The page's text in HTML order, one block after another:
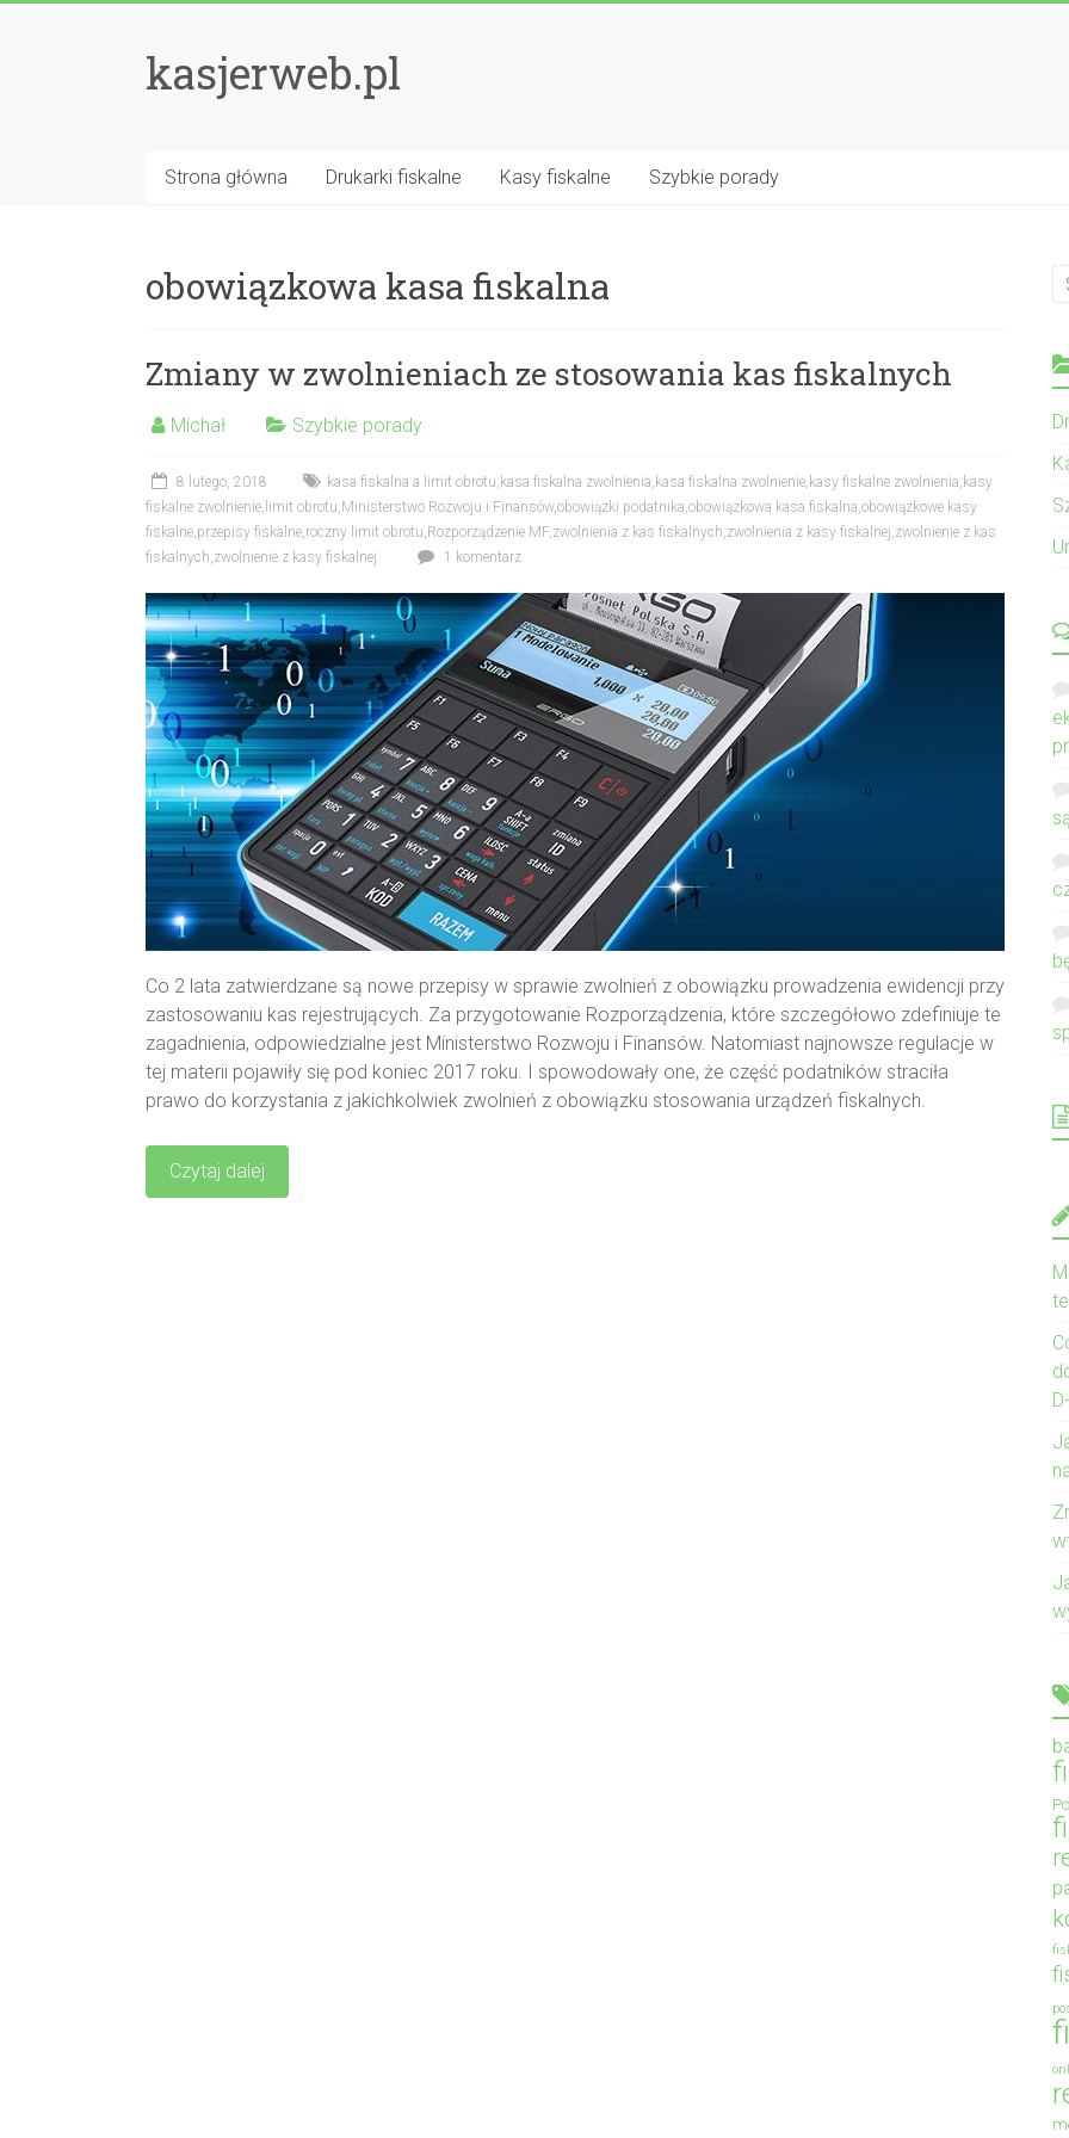
kasjerweb.pl
Strona główna Drukarki fiskalne Kasy fiskalne Szybkie porady
obowiązkowa kasa fiskalna
Zmiany w zwolnieniach ze stosowania kas fiskalnych
Michał Szybkie porady
8 lutego, 2018 kasa fiskalna a limit obrotu, kasa fiskalna zwolnienia, kasa fiskalna zwolnienie, kasy fiskalne zwolnienia, kasy
fiskalne zwolnienie, limit obrotu, Ministerstwo Rozwoju i Finansów,obowiązki podatnika,obowiązkowa kasa fiskalna,obowiązkowe kasy
fiskalne,przepisy fiskalne,roczny limit obrotu, Rozporządzenie MF,zwolnienia z kas fiskalnych,zwolnienia z kasy fiskalnej,zwolnienie z kas
fiskalnych,zwolnienie z kasy fiskalnej 1 komentarz
Co 2 lata zatwierdzane są nowe przepisy w sprawie zwolnień z obowiązku prowadzenia ewidencji przy
zastosowaniu kas rejestrujących. Za przygotowanie Rozporządzenia, które szczegółowo zdefiniuje te
zagadnienia, odpowiedzialne jest Ministerstwo Rozwoju i Finansów. Natomiast najnowsze regulacje w
tej materii pojawiły się pod koniec 2017 roku. I spowodowały one, że część podatników straciła
prawo do korzystania z jakichkolwiek zwolnień z obowiązku stosowania urządzeń fiskalnych.
Czytaj dalej